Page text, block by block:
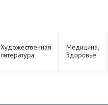
Художественная
литература
Медицина,
Здоровье